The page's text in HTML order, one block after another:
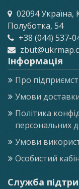
02094 Україна,
Полуботка, 54
+38 (044) 537-
Інформація
Про
Умови
Політика
персональних
Умови
Особистий
Служба